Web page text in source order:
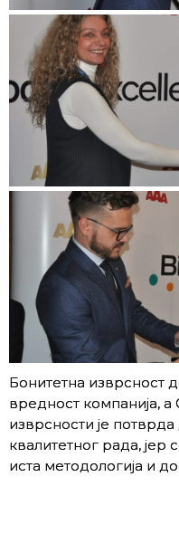
Бонитетна
вредност компанија,
изврсности је
квалитетног рада,
иста методологија и